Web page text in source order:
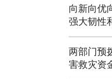
向新向优
强大韧性
两部门预
害救灾资